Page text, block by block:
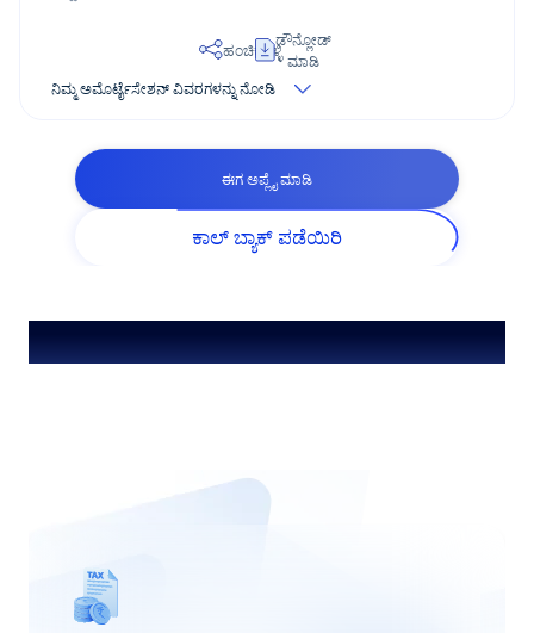
ಹಂಚಿಕೊಳ್ಳಿ
ಡೌನ್ಲೋಡ್
ಮಾಡಿ
ನಿಮ್ಮ ಅಮೊರ್ಟೈಸೇಶನ್ ವಿವರಗಳನ್ನು ನೋಡಿ
ಈಗ ಅಪ್ಲೈ ಮಾಡಿ
ಕಾಲ್ ಬ್ಯಾಕ್ ಪಡೆಯಿರಿ
ವಿಶೇಷ ಫೀಚರ್‌ಗಳು ಮತ್ತು ಆಫರ್‌ಗಳು